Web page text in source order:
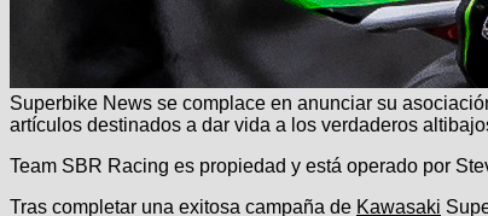
Superbike News se complace en anunciar su
artículos destinados a dar vida a los verdaderos
Team SBR Racing es propiedad y está operado por
Tras completar una exitosa campaña de Kawasaki